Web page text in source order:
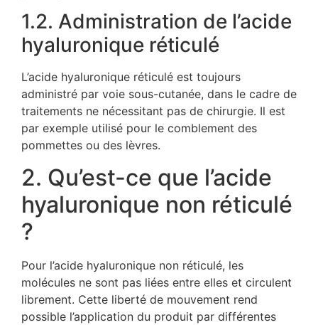
1.2. Administration de l’acide
hyaluronique réticulé
L’acide hyaluronique réticulé est toujours
administré par voie sous-cutanée, dans le cadre de
traitements ne nécessitant pas de chirurgie. Il est
par exemple utilisé pour le comblement des
pommettes ou des lèvres.
2. Qu’est-ce que l’acide
hyaluronique non réticulé
?
Pour l’acide hyaluronique non réticulé, les
molécules ne sont pas liées entre elles et circulent
librement. Cette liberté de mouvement rend
possible l’application du produit par différentes